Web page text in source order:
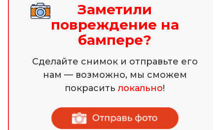
Заметили
повреждение на
бампере?
Сделайте снимок и отправьте его
нам — возможно, мы сможем
покраситьлокально!